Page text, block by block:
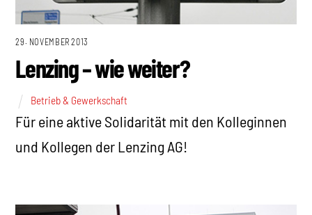
29. NOVEMBER 2013
Lenzing – wie weiter?
Betrieb & Gewerkschaft
Für eine aktive Solidarität mit den Kolleginnen
und Kollegen der Lenzing AG!